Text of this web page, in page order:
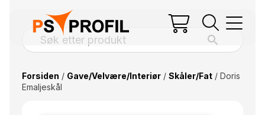
Forsiden / Gave/Velvære/Interiør/ Skåler/Fat/ Doris
Emaljeskål